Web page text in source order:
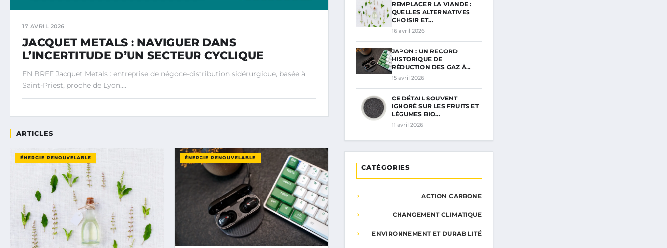
17 AVRIL 2026
JACQUET METALS : NAVIGUER DANS
L’INCERTITUDE D’UN SECTEUR CYCLIQUE
EN BREF Jacquet Metals : entreprise de négoce-distribution sidérurgique, basée à
Saint-Priest, proche de Lyon.…
ARTICLES
ÉNERGIE RENOUVELABLE ÉNERGIE RENOUVELABLE
REMPLACER LA VIANDE :
QUELLES ALTERNATIVES
CHOISIR ET…
16 avril 2026
JAPON : UN RECORD
HISTORIQUE DE
RÉDUCTION DES GAZ À…
15 avril 2026
CE DÉTAIL SOUVENT
IGNORÉ SUR LES FRUITS ET
LÉGUMES BIO…
11 avril 2026
CATÉGORIES
ACTION CARBONE
CHANGEMENT CLIMATIQUE
ENVIRONNEMENT ET DURABILITÉ